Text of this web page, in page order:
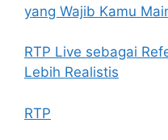
yang Wajib Kamu
RTP Live sebagai
Lebih Realistis
RTP